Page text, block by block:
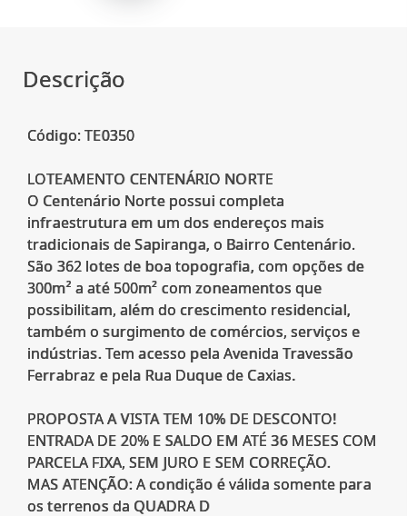
Descrição
Código: TE0350
LOTEAMENTO CENTENÁRIO NORTE
O Centenário Norte possui completa
infraestrutura em um dos endereços mais
tradicionais de Sapiranga, o Bairro Centenário.
São 362 lotes de boa topografia, com opções de
300m² a até 500m² com zoneamentos que
possibilitam, além do crescimento residencial,
também o surgimento de comércios, serviços e
indústrias. Tem acesso pela Avenida Travessão
Ferrabraz e pela Rua Duque de Caxias.
PROPOSTA A VISTA TEM 10% DE DESCONTO!
ENTRADA DE 20% E SALDO EM ATÉ 36 MESES COM
PARCELA FIXA, SEM JURO E SEM CORREÇÃO.
MAS ATENÇÃO: A condição é válida somente para
os terrenos da QUADRA D